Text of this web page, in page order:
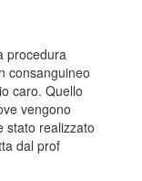
procedura
consanguineo
caro. Quello
vengono
stato realizzato
dal prof